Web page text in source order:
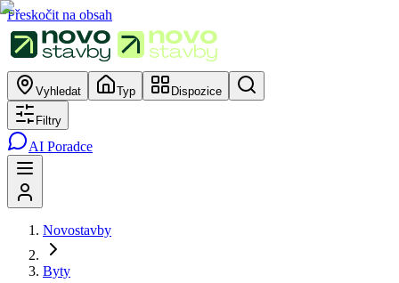
Přeskočit na obsah
Vyhledat Typ Dispozice
Filtry
AI Poradce
Novostavby
Byty